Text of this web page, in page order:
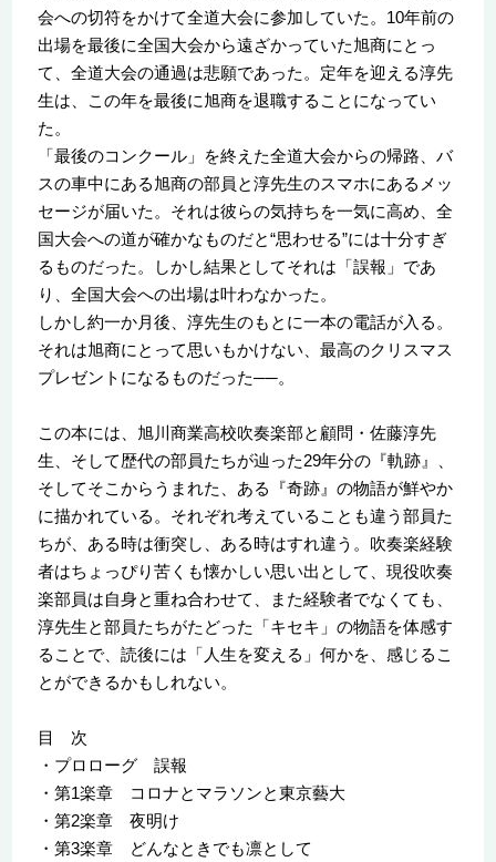
会への切符をかけて全道大会に参加していた。10年前の
出場を最後に全国大会から遠ざかっていた旭商にとっ
て、全道大会の通過は悲願であった。定年を迎える淳先
生は、この年を最後に旭商を退職することになってい
た。
「最後のコンクール」を終えた全道大会からの帰路、バ
スの車中にある旭商の部員と淳先生のスマホにあるメッ
セージが届いた。それは彼らの気持ちを一気に高め、全
国大会への道が確かなものだと“思わせる”には十分すぎ
るものだった。しかし結果としてそれは「誤報」であ
り、全国大会への出場は叶わなかった。
しかし約一か月後、淳先生のもとに一本の電話が入る。
それは旭商にとって思いもかけない、最高のクリスマス
プレゼントになるものだった──。
この本には、旭川商業高校吹奏楽部と顧問・佐藤淳先
生、そして歴代の部員たちが辿った29年分の『軌跡』、
そしてそこからうまれた、ある『奇跡』の物語が鮮やか
に描かれている。それぞれ考えていることも違う部員た
ちが、ある時は衝突し、ある時はすれ違う。吹奏楽経験
者はちょっぴり苦くも懐かしい思い出として、現役吹奏
楽部員は自身と重ね合わせて、また経験者でなくても、
淳先生と部員たちがたどった「キセキ」の物語を体感す
ることで、読後には「人生を変える」何かを、感じるこ
とができるかもしれない。
目 次
・プロローグ 誤報
・第1楽章 コロナとマラソンと東京藝大
・第2楽章 夜明け
・第3楽章 どんなときでも凛として